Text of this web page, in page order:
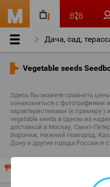
Дача, сад,
Vegetable seeds
Vegetable seeds
Здесь Вы можете сравнить
ознакомиться с фотографиями
характеристиками (к примеру
vegetable seeds в одном из
доставкой в Москву, Санкт-
Воронеж, Нижний Новгород,
Дону и другие города России и